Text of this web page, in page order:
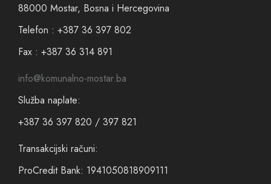
88000 Mostar, Bosna i Hercegovina
Telefon : +387 36 397 802
Fax : +387 36 314 891
info@komunalno-mostar.ba
Služba naplate:
+387 36 397 820 / 397 821
Transakcijski računi:
ProCredit Bank: 1941050818909111